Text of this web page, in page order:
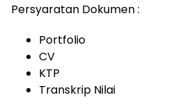
Persyaratan Dokumen :
Portfolio
CV
KTP
Transkrip Nilai